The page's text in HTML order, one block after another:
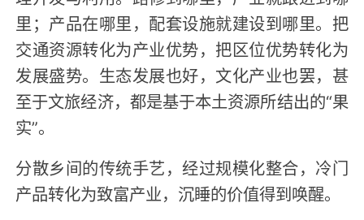
里；产品在哪里，配套设施就建设到哪里。把
交通资源转化为产业优势，把区位优势转化为
发展盛势。生态发展也好，文化产业也罢，甚
至于文旅经济，都是基于本土资源所结出的“果
实”。
分散乡间的传统手艺，经过规模化整合，冷门
产品转化为致富产业，沉睡的价值得到唤醒。